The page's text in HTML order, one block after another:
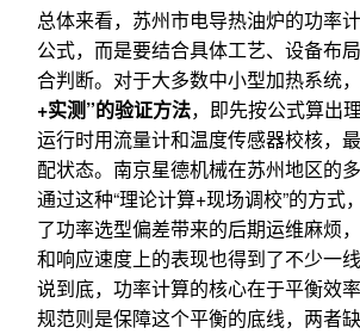
总体来看，苏州市电导热油炉的功率
公式，而是要结合具体工艺、设备布
合判断。对于大多数中小型加热系统，
+实测”的验证方法，即先按公式算出
运行时用流量计和温度传感器校核，
配状态。南京星德机械在苏州地区的
通过这种“理论计算+现场调校”的方式
了功率选型偏差带来的后期运维麻烦
和响应速度上的表现也得到了不少一
说到底，功率计算的核心在于平衡效
规范则是保障这个平衡的底线，两者缺